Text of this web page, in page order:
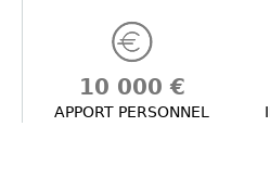
10 000 €
APPORT PERSONNEL